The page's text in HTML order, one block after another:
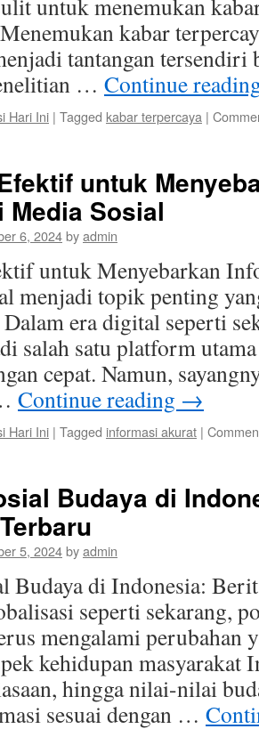
untuk menemukan
kabar
tantangan tersendiri
… Continue
Hari Ini | Tagged kabar terpercaya |
untuk
Sosial
6, 2024byadmin
untuk Menyebarkan
menjadi topik penting
era digital seperti
salah satu platform
cepat. Namun,
Continue reading →
Hari Ini | Tagged informasi akurat |
Budaya di
5, 2024byadmin
Budaya di Indonesia:
seperti sekarang,
mengalami perubahan
kehidupan masyarakat
hingga nilai-nilai
sesuai dengan …